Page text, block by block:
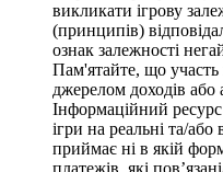
викликати ігрову
(принципів)
ознак залежності
Пам'ятайте, що участь
джерелом доходів або
Інформаційний
ігри на реальні та/або
приймає ні в якій
платежів, які